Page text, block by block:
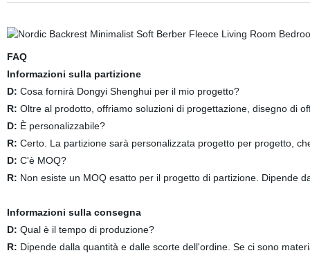
FAQ
Informazioni sulla partizione
D: Cosa fornirà Dongyi Shenghui per il mio progetto?
R: Oltre al prodotto, offriamo soluzioni di progettazione, disegno di
D: È personalizzabile?
R: Certo. La partizione sarà personalizzata progetto per progetto,
D: C'è MOQ?
R: Non esiste un MOQ esatto per il progetto di partizione. Dipende
Informazioni sulla consegna
D: Qual è il tempo di produzione?
R: Dipende dalla quantità e dalle scorte dell'ordine. Se ci sono